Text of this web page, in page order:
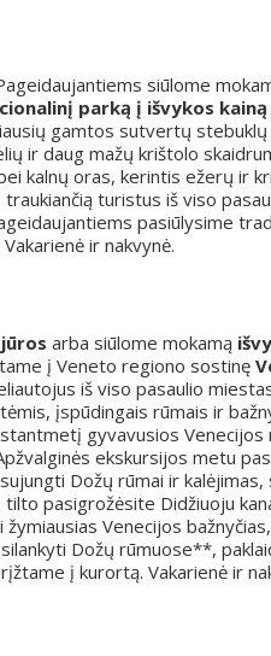
siūlome
parką į išvykos
gamtos sutvertų stebuklų
ir daug mažų krištolo
kalnų oras, kerintis ežerų ir
turistus iš viso
pasiūlysime
ir nakvynė.
arba siūlome mokamą
į Veneto regiono sostinę
iš viso pasaulio
įspūdingais rūmais ir
gyvavusios
ekskursijos metu
Dožų rūmai ir
pasigrožėsite Didžiuoju
Venecijos
Dožų rūmuose**,
į kurortą. Vakarienė ir